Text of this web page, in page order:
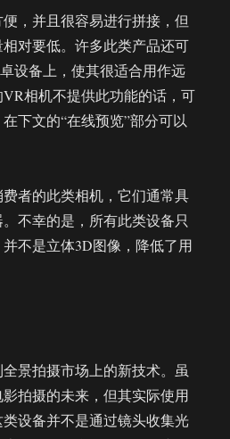
，并且很容易进行拼接，但
对要低。许多此类产品还可
设备上，使其很适合用作远
相机不提供此功能的话，可
下文的“在线预览”部分可以
者的此类相机，它们通常具
不幸的是，所有此类设备只
不是立体3D图像，降低了用
景拍摄市场上的新技术。虽
拍摄的未来，但其实际使用
设备并不是通过镜头收集光